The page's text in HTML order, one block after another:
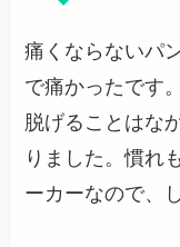
痛くならないパ
で痛かったです
脱げることはな
りました。慣れ
ーカーなので、